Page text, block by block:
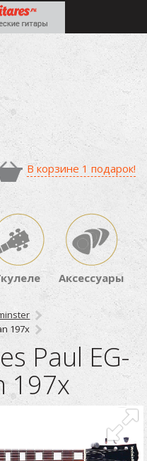
Аксессуары
В корзине 1 подарок!
197x
Paul EG-
197x